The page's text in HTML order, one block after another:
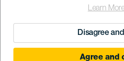
Learn
Disagree
Agree and